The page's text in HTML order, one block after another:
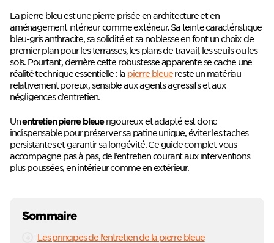
La pierre bleu est une pierre prisée en architecture et en
aménagement intérieur comme extérieur. Sa teinte caractéristique
bleu-gris anthracite, sa solidité et sa noblesse en font un choix de
premier plan pour les terrasses, les plans de travail, les seuils ou les
sols. Pourtant, derrière cette robustesse apparente se cache une
réalité technique essentielle : la pierre bleuereste un matériau
relativement poreux, sensible aux agents agressifs et aux
négligences d’entretien.
Unentretien pierre bleuerigoureux et adapté est donc
indispensable pour préserver sa patine unique, éviter les taches
persistantes et garantir sa longévité. Ce guide complet vous
accompagne pas à pas, de l’entretien courant aux interventions
plus poussées, en intérieur comme en extérieur.
Sommaire
Les principes de l’entretien de la pierre bleue